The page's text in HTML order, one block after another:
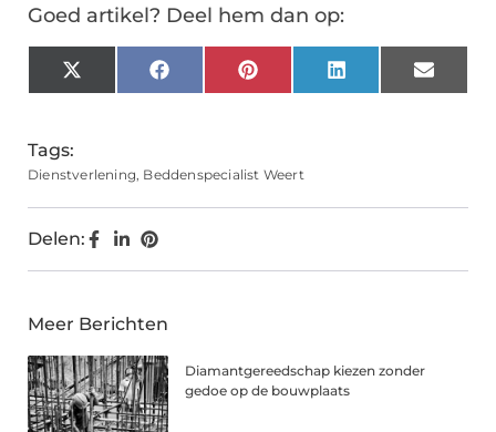
Goed artikel? Deel hem dan op:
X
(Twitter)
FacebookPinterestLinkedIn Email
Tags:
Dienstverlening, Beddenspecialist Weert
Delen:
Meer Berichten
Diamantgereedschap kiezen zonder
gedoe op de bouwplaats